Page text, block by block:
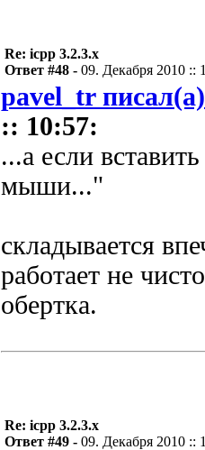
Re: icpp 3.2.3.x
Ответ #48 - 09. Декабря 2010 ::
pavel_tr писал(а)
:: 10:57:
...а если
мыши..."
складывается
работает не
обертка.
Re: icpp 3.2.3.x
Ответ #49 - 09. Декабря 2010 ::